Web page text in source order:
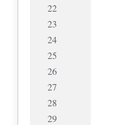
22
23
24
25
26
27
28
29